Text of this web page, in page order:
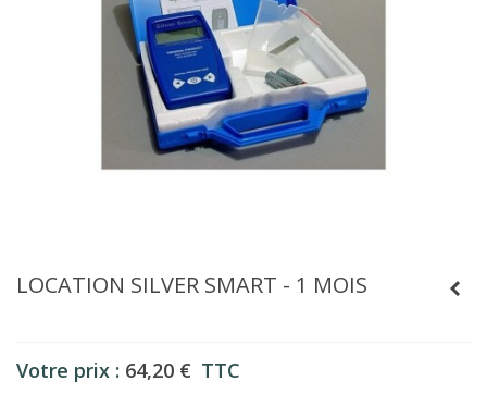
LOCATION SILVER SMART - 1 MOIS
Votre prix : 64,20 € TTC